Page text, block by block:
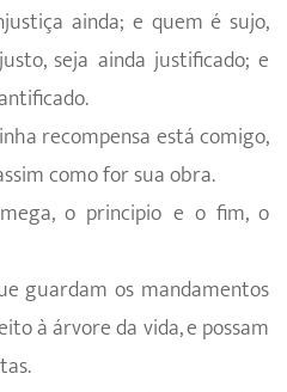
ainda; e quem é sujo,
seja ainda justificado; e
recompensa está comigo,
como for sua obra.
o principio e o fim, o
guardam os mandamentos
à árvore da vida, e possam